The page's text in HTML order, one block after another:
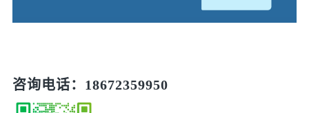
咨询电话：18672359950